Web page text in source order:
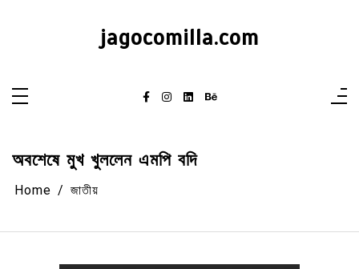
jagocomilla.com
অবশেষে মুখ খুললেন এমপি বদি
Home জাতীয়